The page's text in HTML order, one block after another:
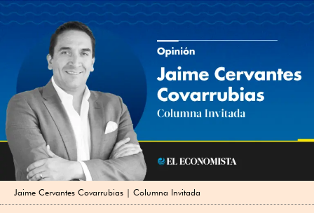
Jaime Cervantes Covarrubias | Columna Invitada